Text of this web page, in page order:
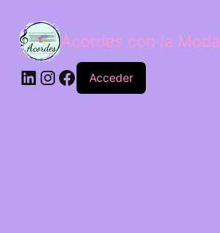
Acordes con la Moda
Acceder